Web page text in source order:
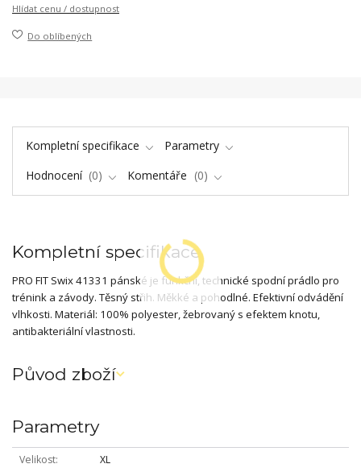
Hlídat cenu / dostupnost
Do oblíbených
Kompletní specifikace
Parametry
Hodnocení
0 Komentáře 0
Kompletní specifikace
PRO FIT Swix 41331 pánské je funkční, technické spodní prádlo pro
trénink a závody. Těsný střih. Měkké a pohodlné. Efektivní odvádění
vlhkosti. Materiál: 100% polyester, žebrovaný s efektem knotu,
antibakteriální vlastnosti.
Původ zboží
Parametry
Velikost
XL